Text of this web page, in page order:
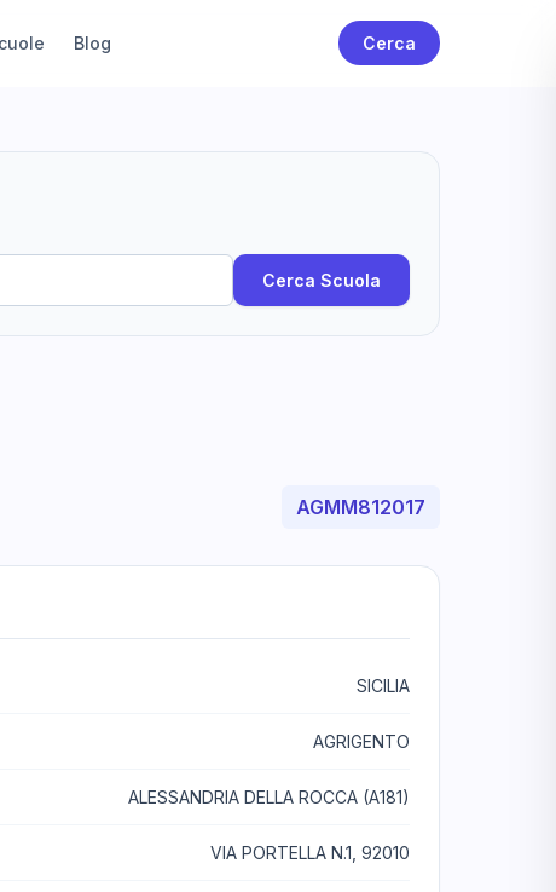
Blog Cerca
Cerca Scuola
AGMM812017
SICILIA
AGRIGENTO
ALESSANDRIA DELLA ROCCA (A181)
VIA PORTELLA N.1, 92010